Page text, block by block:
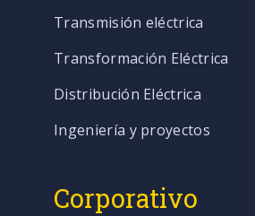
Transmisión eléctrica
Transformación Eléctrica
Distribución Eléctrica
Ingeniería y proyectos
Corporativo